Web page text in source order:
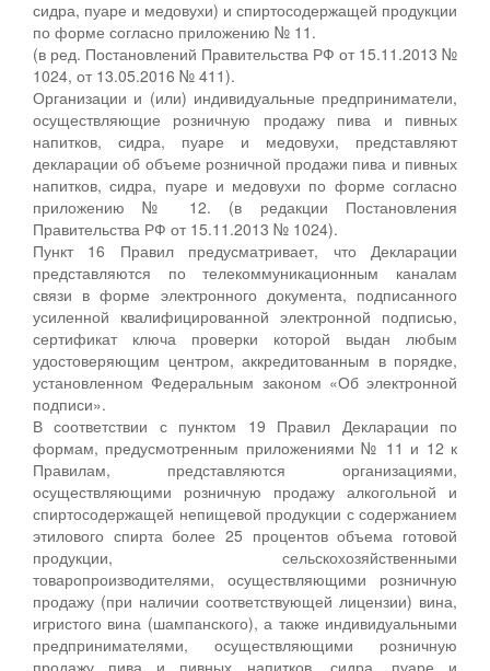
сидра, пуаре и медовухи) и спиртосодержащей продукции
по форме согласно приложению № 11.
(в ред. Постановлений Правительства РФ от 15.11.2013 №
1024, от 13.05.2016 № 411).
Организации и (или) индивидуальные предприниматели,
осуществляющие розничную продажу пива и пивных
напитков, сидра, пуаре и медовухи, представляют
декларации об объеме розничной продажи пива и пивных
напитков, сидра, пуаре и медовухи по форме согласно
приложению № 12. (в редакции Постановления
Правительства РФ от 15.11.2013 № 1024).
Пункт 16 Правил предусматривает, что Декларации
представляются по телекоммуникационным каналам
связи в форме электронного документа, подписанного
усиленной квалифицированной электронной подписью,
сертификат ключа проверки которой выдан любым
удостоверяющим центром, аккредитованным в порядке,
установленном Федеральным законом «Об электронной
подписи».
В соответствии с пунктом 19 Правил Декларации по
формам, предусмотренным приложениями № 11 и 12 к
Правилам, представляются организациями,
осуществляющими розничную продажу алкогольной и
спиртосодержащей непищевой продукции с содержанием
этилового спирта более 25 процентов объема готовой
продукции, сельскохозяйственными
товаропроизводителями, осуществляющими розничную
продажу (при наличии соответствующей лицензии) вина,
игристого вина (шампанского), а также индивидуальными
предпринимателями, осуществляющими розничную
продажу пива и пивных напитков, сидра, пуаре и